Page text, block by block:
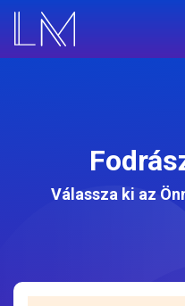
Válassza ki az